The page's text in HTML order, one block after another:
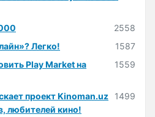
2558
Легко!
1587
Play Market на
1559
проект Kinoman.uz
любителей кино!
1499